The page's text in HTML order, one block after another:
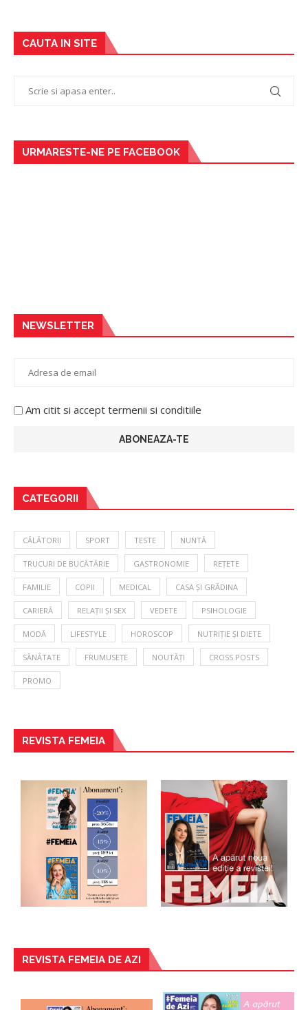
CAUTA IN SITE
URMARESTE-NE PE FACEBOOK
NEWSLETTER
Am citit si accept termenii si conditiile
CATEGORII
CĂLĂTORII SPORT TESTE NUNTĂ
TRUCURI DE BUCĂTĂRIE GASTRONOMIE REȚETE
FAMILIE COPII MEDICAL CASA ȘI GRĂDINA
CARIERĂ RELAȚII ȘI SEX VEDETE PSIHOLOGIE
MODĂ LIFESTYLE HOROSCOP NUTRIȚIE ȘI DIETE
SĂNĂTATE FRUMUSEȚE NOUTĂȚI CROSS POSTS
PROMO
REVISTA FEMEIA
REVISTA FEMEIA DE AZI